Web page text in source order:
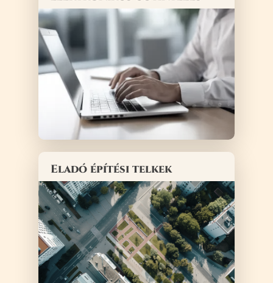
Eladó építési telkek